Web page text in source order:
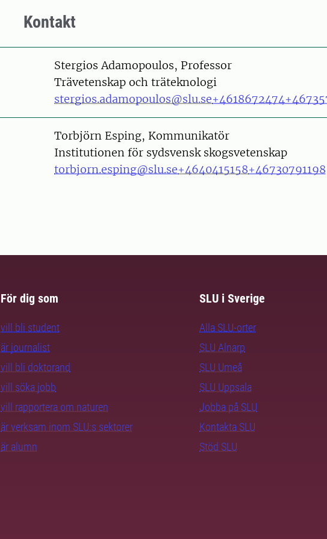
Kontakt
PersonStergios Adamopoulos, Professor
Trävetenskap och träteknologi
stergios.adamopoulos@slu.se+4618672474
PersonTorbjörn Esping, Kommunikatör
Institutionen för sydsvensk skogsvetenskap
torbjorn.esping@slu.se+4640415158+46730791198
För dig som
vill bli student
är journalist
vill bli doktorand
vill söka jobb
vill rapportera om naturen
är verksam inom SLU:s sektorer
är alumn
SLU i Sverige
Alla SLU-orter
SLU Alnarp
SLU Umeå
SLU Uppsala
Jobba på SLU
Kontakta SLU
Stöd SLU